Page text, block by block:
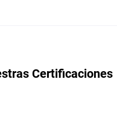
Certificaciones